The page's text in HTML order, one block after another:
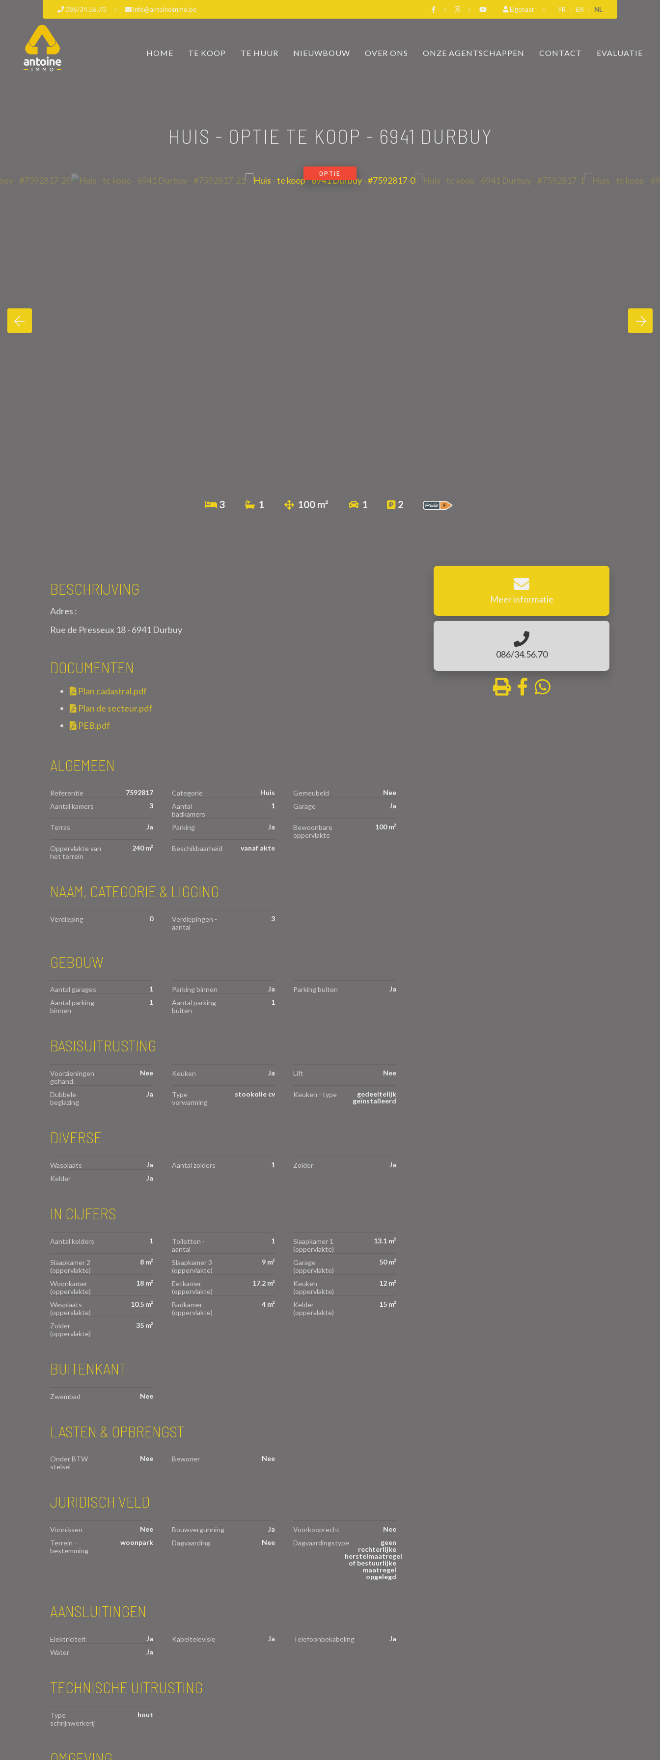
086/34.56.70 info@antoineimmo.be Eigenaar FR EN NL
HOME TE KOOP TE HUUR NIEUWBOUW OVER ONS ONZE AGENTSCHAPPEN CONTACT EVALUATIE
HUIS - OPTIE TE KOOP - 6941 DURBUY
OPTIE
3 1 100 m² 1 2
BESCHRIJVING
Adres :
Rue de Presseux 18 - 6941 Durbuy
DOCUMENTEN
Plan cadastral.pdf
Plan de secteur.pdf
PEB.pdf
ALGEMEEN
Referentie 7592817 Categorie Huis Gemeubeld
Nee
Aantal kamers
3
Aantal
badkamers
1 Garage Ja
Terras Ja Parking Ja
Bewoonbare
oppervlakte
100 m²
Oppervlakte van
het terrein
240 m² Beschikbaarheid vanaf akte
NAAM, CATEGORIE & LIGGING
Verdieping 0
Verdiepingen -
aantal
3
GEBOUW
Aantal garages 1 Parking binnen Ja Parking buiten
Ja
Aantal parking
binnen
1
Aantal parking
buiten
1
BASISUITRUSTING
Voorzieningen
gehand.
Nee Keuken Ja Lift Nee
Dubbele
beglazing
Ja
Type
verwarming
stookolie cv Keuken - type
gedeeltelijk
geïnstalleerd
DIVERSE
Wasplaats Ja Aantal zolders 1 Zolder
Ja
Kelder
Ja
IN CIJFERS
Aantal kelders 1
Toiletten -
aantal
1
Slaapkamer 1
(oppervlakte)
13.1 m²
Slaapkamer 2
(oppervlakte)
8 m²
Slaapkamer 3
(oppervlakte)
9 m²
Garage
(oppervlakte)
50 m²
Woonkamer
(oppervlakte)
18 m²
Eetkamer
(oppervlakte)
17.2 m²
Keuken
(oppervlakte)
12 m²
Wasplaats
(oppervlakte)
10.5 m²
Badkamer
(oppervlakte)
4 m²
Kelder
(oppervlakte)
15 m²
Zolder
(oppervlakte)
35 m²
BUITENKANT
Zwembad Nee
LASTEN & OPBRENGST
Onder BTW
stelsel
Nee Bewoner Nee
JURIDISCH VELD
Vonnissen Nee Bouwvergunning Ja Voorkooprecht
Nee
Terrein -
bestemming
woonpark Dagvaarding Nee Dagvaardingstype
geen
rechterlijke
herstelmaatregel
of bestuurlijke
maatregel
opgelegd
AANSLUITINGEN
Elektriciteit Ja Kabeltelevisie Ja Telefoonbekabeling
Ja
Water
Ja
TECHNISCHE UITRUSTING
Type
schrijnwerkerij
hout
Meer informatie
086/34.56.70